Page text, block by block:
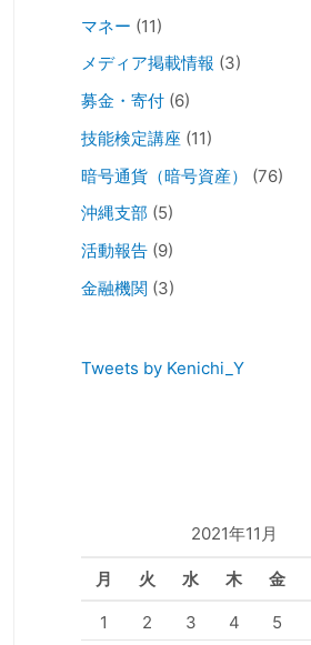
マネー (11)
メディア掲載情報 (3)
募金・寄付 (6)
技能検定講座 (11)
暗号通貨（暗号資産）
(76)
沖縄支部 (5)
活動報告 (9)
金融機関 (3)
Tweets by Kenichi_Y
2021年11月
月 火 水 木 金
1 2 3 4 5